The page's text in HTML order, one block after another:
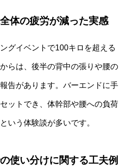
体の疲労が減った実感
グイベントで100キロを超える
らは、後半の背中の張りや腰の
告があります。バーエンドに手
ットでき、体幹部や腰への負荷
いう体験談が多いです。
使い分けに関する工夫例